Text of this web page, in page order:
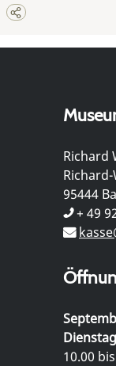
Richard
95444
+ 49
10.00